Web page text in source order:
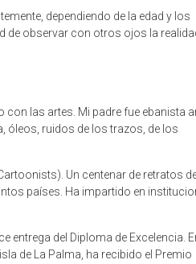
dependiendo de la edad y los
de observar con otros ojos la
con las artes. Mi padre fue ebanista
óleos, ruidos de los trazos, de los
Un centenar de retratos
países. Ha impartido en
entrega del Diploma de Excelencia.
de La Palma, ha recibido el Premio